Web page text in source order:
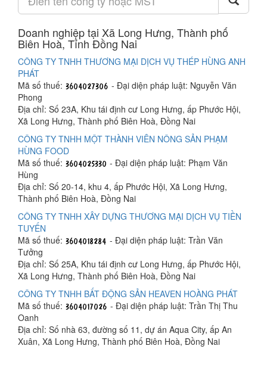
Doanh nghiệp tại Xã Long Hưng, Thành phố
Biên Hoà, Tỉnh Đồng Nai
CÔNG TY TNHH THƯƠNG MẠI DỊCH VỤ THÉP HÙNG ANH
PHÁT
Mã số thuế:
- Đại diện pháp luật: Nguyễn Văn
Phong
Địa chỉ: Số 23A, Khu tái định cư Long Hưng, ấp Phước Hội,
Xã Long Hưng, Thành phố Biên Hoà, Đồng Nai
CÔNG TY TNHH MỘT THÀNH VIÊN NÔNG SẢN PHẠM
HÙNG FOOD
Mã số thuế:
- Đại diện pháp luật: Phạm Văn
Hùng
Địa chỉ: Số 20-14, khu 4, ấp Phước Hội, Xã Long Hưng,
Thành phố Biên Hoà, Đồng Nai
CÔNG TY TNHH XÂY DỰNG THƯƠNG MẠI DỊCH VỤ TIỀN
TUYẾN
Mã số thuế:
- Đại diện pháp luật: Trần Văn
Tưởng
Địa chỉ: Số 25A, Khu tái định cư Long Hưng, ấp Phước Hội,
Xã Long Hưng, Thành phố Biên Hoà, Đồng Nai
CÔNG TY TNHH BẤT ĐỘNG SẢN HEAVEN HOÀNG PHÁT
Mã số thuế:
- Đại diện pháp luật: Trần Thị Thu
Oanh
Địa chỉ: Số nhà 63, đường số 11, dự án Aqua City, ấp An
Xuân, Xã Long Hưng, Thành phố Biên Hoà, Đồng Nai